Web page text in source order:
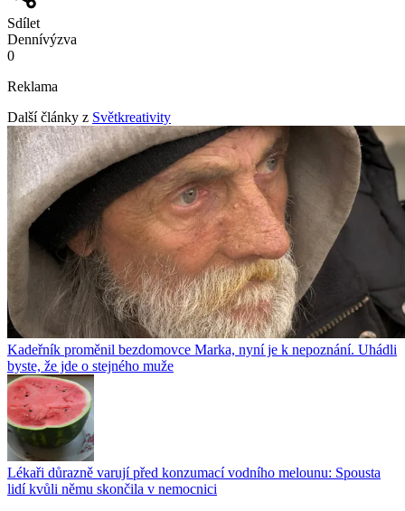
Sdílet
Dennívýzva
0
Reklama
Další články z Světkreativity
Kadeřník proměnil bezdomovce Marka, nyní je k nepoznání. Uhádli
byste, že jde o stejného muže
Lékaři důrazně varují před konzumací vodního melounu: Spousta
lidí kvůli němu skončila v nemocnici